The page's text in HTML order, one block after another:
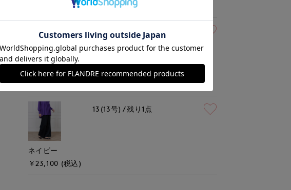
￥23,100 (税込)
キンチャ
￥23,100 (税込)
13(13号) 残りわずか
ネイビー
￥23,100 (税込)
13(13号) 残り1点